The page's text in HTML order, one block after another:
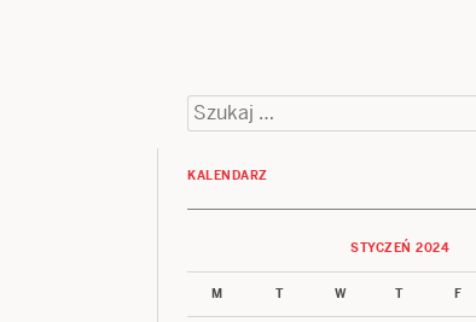
Szukaj:
KALENDARZ
STYCZEŃ 2024
M T W T F